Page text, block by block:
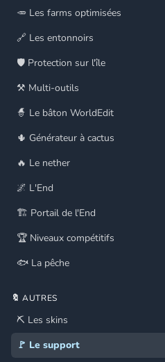
🥕 Les farms optimisées
🔗 Les entonnoirs
🛡️ Protection sur l'île
⚒️ Multi-outils
🧙 Le bâton WorldEdit
🌵 Générateur à cactus
🔥 Le nether
🌌 L'End
🏗️ Portail de l'End
🏆 Niveaux compétitifs
🐟 La pêche
🔖 AUTRES
⛏️ Les skins
🚩 Le support